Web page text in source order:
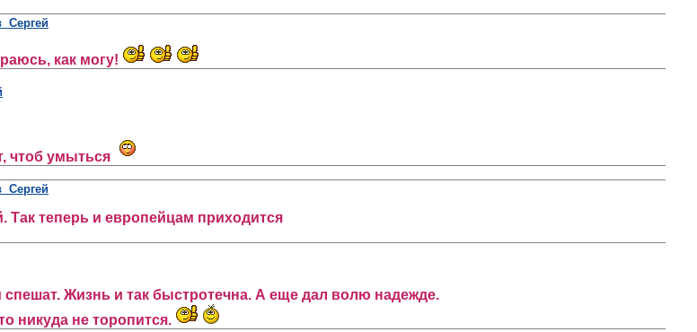
Сергей
как могу!
чтоб умыться
Сергей
Так теперь и европейцам приходится
спешат. Жизнь и так быстротечна. А еще дал волю надежде.
никуда не торопится.